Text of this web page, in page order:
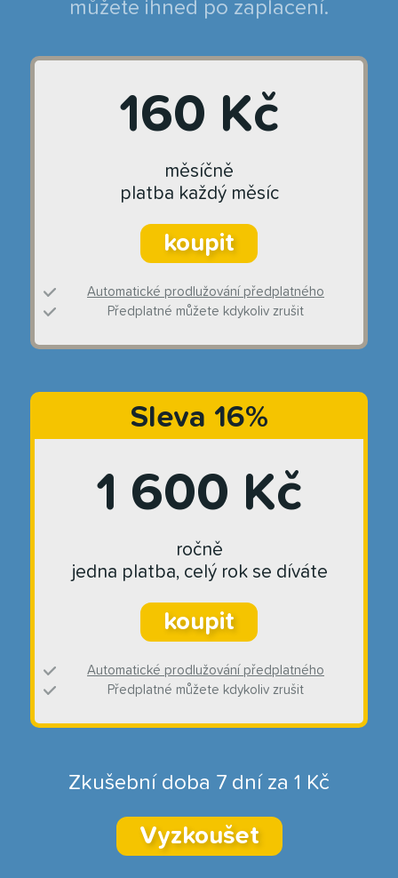
můžete ihned po zaplacení.
160 Kč
měsíčně
platba každý měsíc
koupit
Automatické prodlužování předplatného
Předplatné můžete kdykoliv zrušit
Sleva 16%
1 600 Kč
ročně
jedna platba, celý rok se díváte
koupit
Automatické prodlužování předplatného
Předplatné můžete kdykoliv zrušit
Zkušební doba 7 dní za 1 Kč
Vyzkoušet